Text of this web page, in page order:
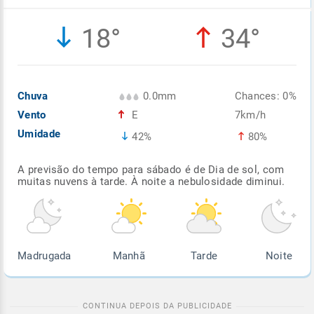
18° 34°
Chuva
Vento
Umidade
0.0mm
E
42%
Chances: 0%
7km/h
80%
A previsão do tempo para sábado é de Dia de sol, com
muitas nuvens à tarde. À noite a nebulosidade diminui.
Madrugada Manhã Tarde Noite
Enviar
Enviar
Enviar
Enviar
Enviar
Enviar